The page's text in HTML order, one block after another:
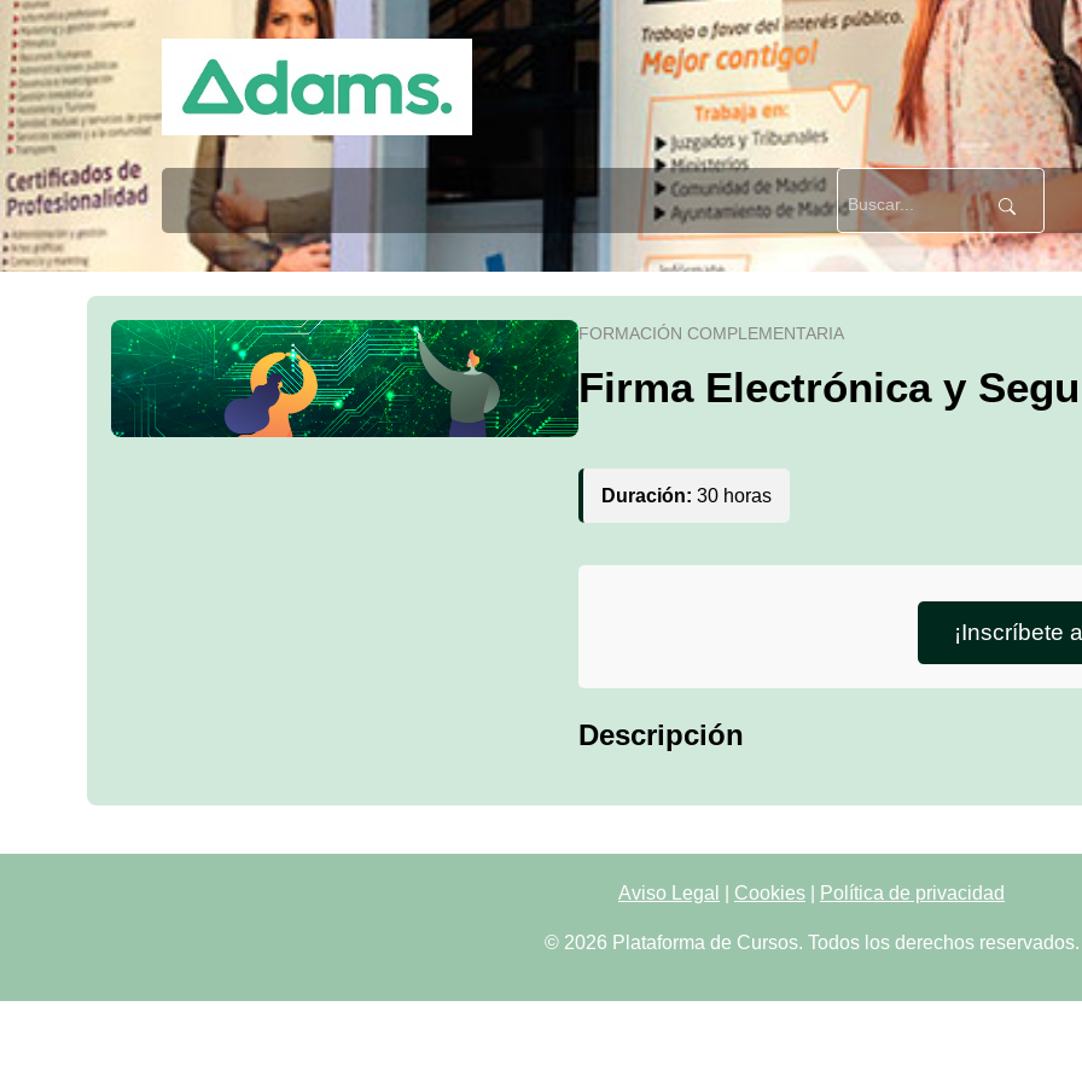
FORMACIÓN COMPLEMENTARIA
Firma Electrónica y
Duración: 30 horas
¡Inscríbete
Descripción
Aviso Legal Cookies Política de privacidad
© 2026 Plataforma de Cursos. Todos los derechos reservados.